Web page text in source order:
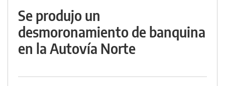
Se produjo un
desmoronamiento de banquina
en la Autovía Norte